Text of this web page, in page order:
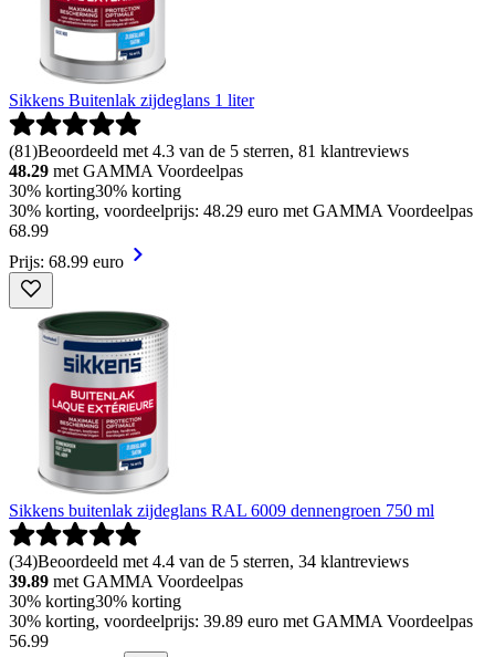
Sikkens Buitenlak zijdeglans 1 liter
(81)Beoordeeld met 4.3 van de 5 sterren, 81 klantreviews
48.29 met GAMMA Voordeelpas
30% korting30% korting
30% korting, voordeelprijs: 48.29 euro met GAMMA Voordeelpas
68.99
Prijs: 68.99 euro
Sikkens buitenlak zijdeglans RAL 6009 dennengroen 750 ml
(34)Beoordeeld met 4.4 van de 5 sterren, 34 klantreviews
39.89 met GAMMA Voordeelpas
30% korting30% korting
30% korting, voordeelprijs: 39.89 euro met GAMMA Voordeelpas
56.99